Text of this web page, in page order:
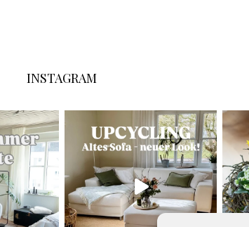
INSTAGRAM